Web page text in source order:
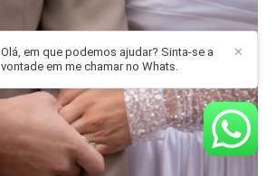
✕
Olá, em que podemos ajudar? Sinta-se a
vontade em me chamar no Whats.